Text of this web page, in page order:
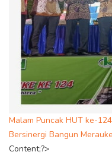
Malam Puncak HUT ke-
Bersinergi Bangun Merauke
Content;?>